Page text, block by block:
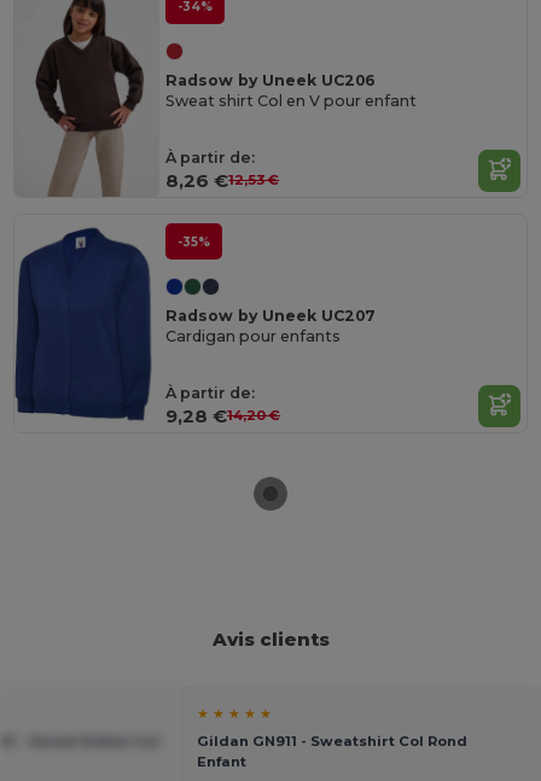
-34%
Radsow by Uneek UC206
Sweat shirt Col en V pour enfant
À partir de:
8,26 €12,53 €
-35%
Radsow by Uneek UC207
Cardigan pour enfants
À partir de:
9,28 €14,20 €
Avis clients
★ ★ ★ ★ ★
Gildan GN911 - Sweatshirt Col Rond
Enfant